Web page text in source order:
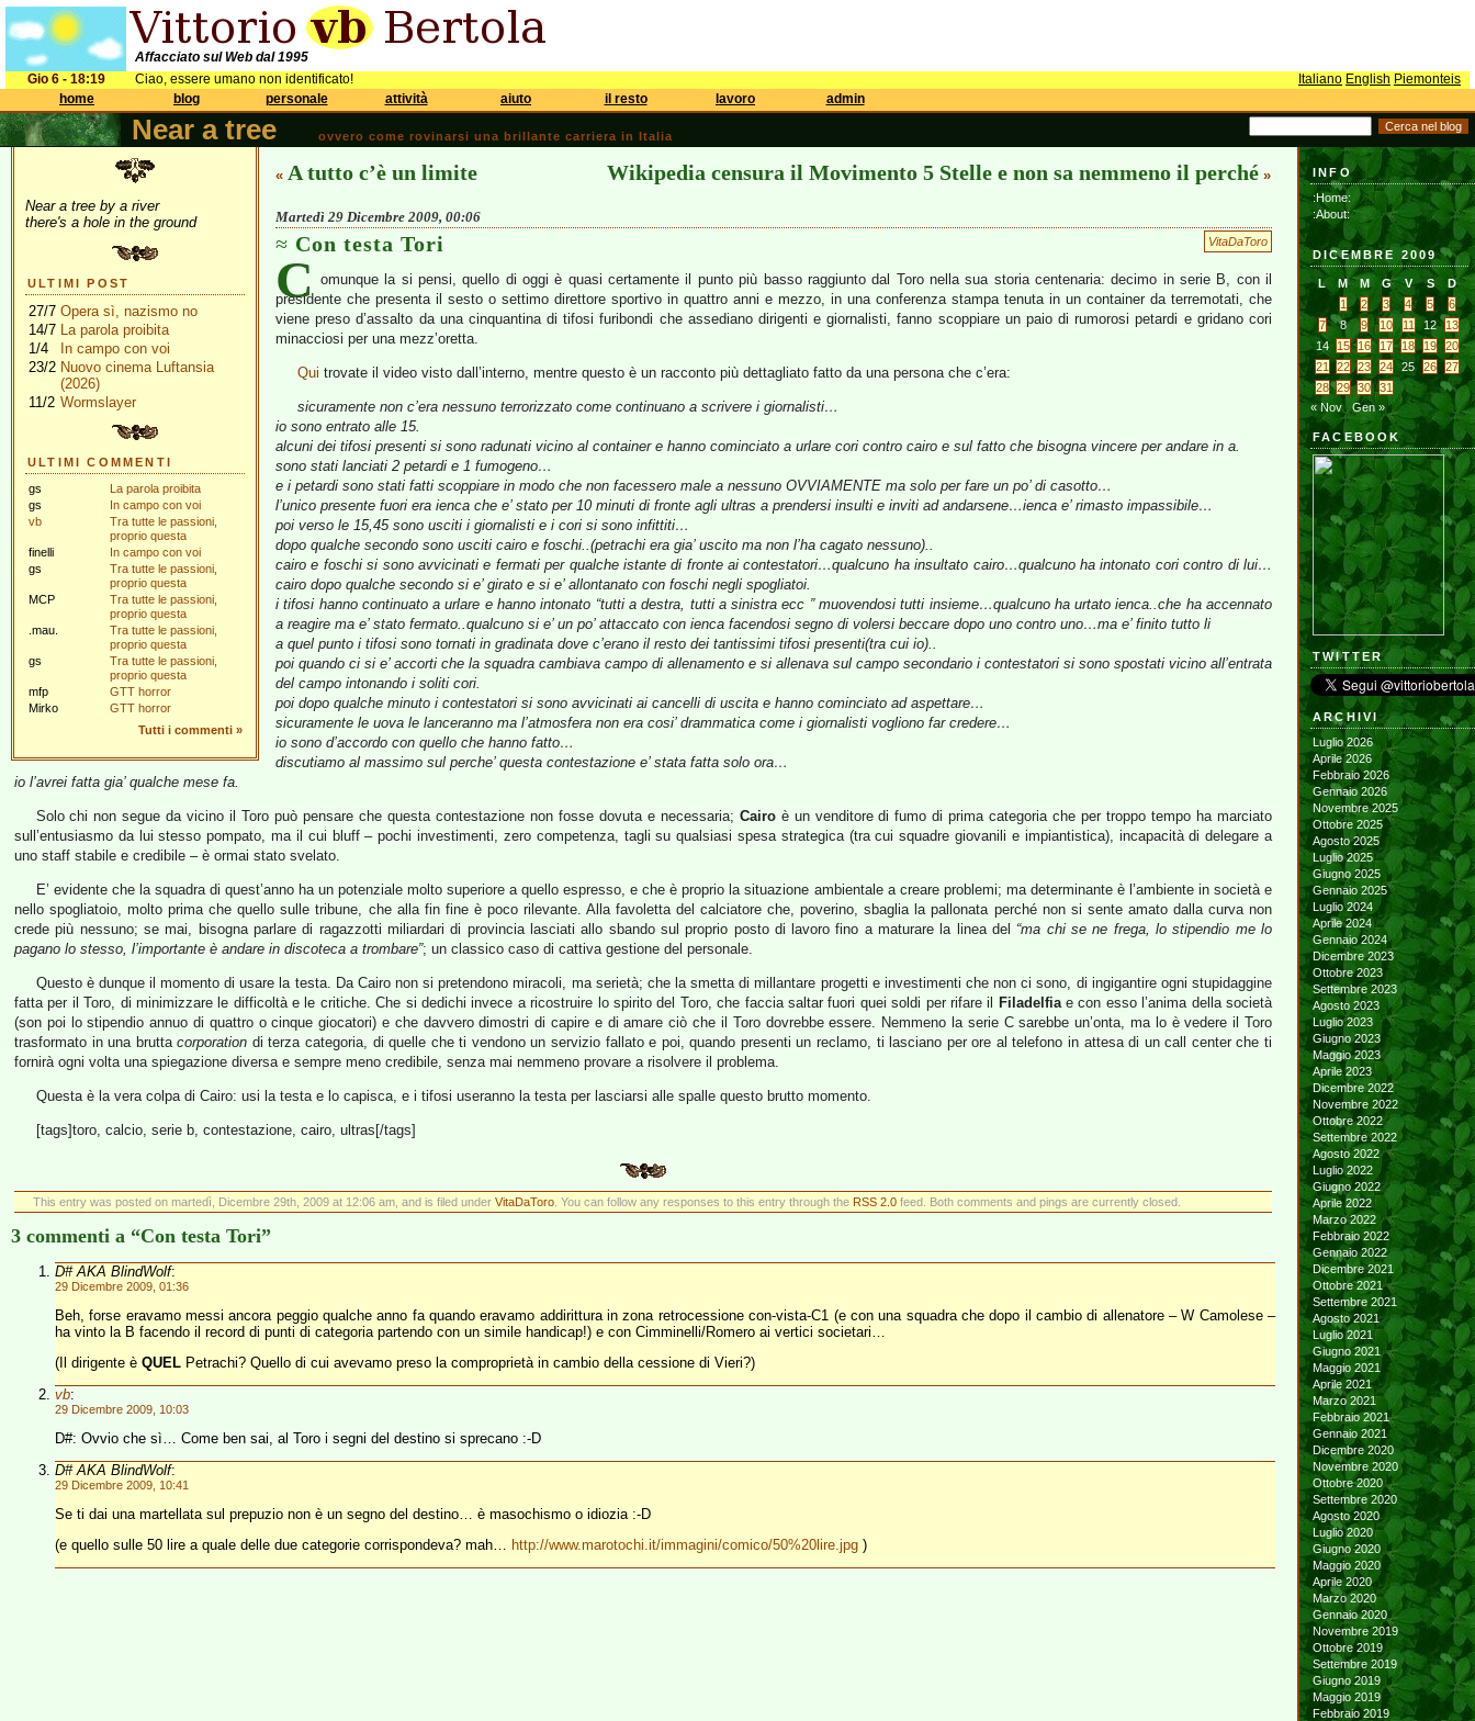
Affacciato sul Web dal 1995
Gio 6 - 18:19
Ciao, essere umano non identificato! Italiano English Piemonteis
home
blog personale attività aiuto il resto lavoro admin
Near a tree ovvero come rovinarsi una brillante carriera in Italia
Near a tree by a river
there's a hole in the ground
ULTIMI POST
27/7 Opera sì, nazismo no
14/7 La parola proibita
1/4
In campo con voi
23/2 Nuovo cinema Luftansia
(2026)
11/2 Wormslayer
ULTIMI COMMENTI
gs
La parola proibita
gs
In campo con voi
vb
Tra tutte le passioni,
proprio questa
finelli
In campo con voi
gs
Tra tutte le passioni,
proprio questa
MCP
Tra tutte le passioni,
proprio questa
.mau.
Tra tutte le passioni,
proprio questa
gs
Tra tutte le passioni,
proprio questa
mfp
GTT horror
Mirko
GTT horror
Tutti i commenti »
« A tutto c’è un limite Wikipedia censura il Movimento 5 Stelle e non sa nemmeno il perché »
Martedì 29 Dicembre 2009, 00:06
VitaDaToro
Con testa Tori
C omunque la si pensi, quello di oggi è quasi certamente il punto più basso raggiunto dal Toro nella sua storia centenaria: decimo in serie B, con il
presidente che presenta il sesto o settimo direttore sportivo in quattro anni e mezzo, in una conferenza stampa tenuta in un container da terremotati, che
viene preso d’assalto da una cinquantina di tifosi furibondi che assediano dirigenti e giornalisti, fanno scoppiare un paio di rumorosi petardi e gridano cori
minacciosi per una mezz’oretta.
Qui trovate il video visto dall’interno, mentre questo è un racconto più dettagliato fatto da una persona che c’era:
sicuramente non c’era nessuno terrorizzato come continuano a scrivere i giornalisti…
io sono entrato alle 15.
alcuni dei tifosi presenti si sono radunati vicino al container e hanno cominciato a urlare cori contro cairo e sul fatto che bisogna vincere per andare in a.
sono stati lanciati 2 petardi e 1 fumogeno…
e i petardi sono stati fatti scoppiare in modo che non facessero male a nessuno OVVIAMENTE ma solo per fare un po’ di casotto…
l’unico presente fuori era ienca che e’ stato per 10 minuti di fronte agli ultras a prendersi insulti e inviti ad andarsene…ienca e’ rimasto impassibile…
poi verso le 15,45 sono usciti i giornalisti e i cori si sono infittiti…
dopo qualche secondo sono usciti cairo e foschi..(petrachi era gia’ uscito ma non l’ha cagato nessuno)..
cairo e foschi si sono avvicinati e fermati per qualche istante di fronte ai contestatori…qualcuno ha insultato cairo…qualcuno ha intonato cori contro di lui…
cairo dopo qualche secondo si e’ girato e si e’ allontanato con foschi negli spogliatoi.
i tifosi hanno continuato a urlare e hanno intonato “tutti a destra, tutti a sinistra ecc ” muovendosi tutti insieme…qualcuno ha urtato ienca..che ha accennato
a reagire ma e’ stato fermato..qualcuno si e’ un po’ attaccato con ienca facendosi segno di volersi beccare dopo uno contro uno…ma e’ finito tutto li
a quel punto i tifosi sono tornati in gradinata dove c’erano il resto dei tantissimi tifosi presenti(tra cui io)..
poi quando ci si e’ accorti che la squadra cambiava campo di allenamento e si allenava sul campo secondario i contestatori si sono spostati vicino all’entrata
del campo intonando i soliti cori.
poi dopo qualche minuto i contestatori si sono avvicinati ai cancelli di uscita e hanno cominciato ad aspettare…
sicuramente le uova le lanceranno ma l’atmosfera non era cosi’ drammatica come i giornalisti vogliono far credere…
io sono d’accordo con quello che hanno fatto…
discutiamo al massimo sul perche’ questa contestazione e’ stata fatta solo ora…
io l’avrei fatta gia’ qualche mese fa.
Solo chi non segue da vicino il Toro può pensare che questa contestazione non fosse dovuta e necessaria; Cairoè un venditore di fumo di prima categoria che per troppo tempo ha marciato
sull’entusiasmo da lui stesso pompato, ma il cui bluff – pochi investimenti, zero competenza, tagli su qualsiasi spesa strategica (tra cui squadre giovanili e impiantistica), incapacità di delegare a
uno staff stabile e credibile – è ormai stato svelato.
E’ evidente che la squadra di quest’anno ha un potenziale molto superiore a quello espresso, e che è proprio la situazione ambientale a creare problemi; ma determinante è l’ambiente in società e
nello spogliatoio, molto prima che quello sulle tribune, che alla fin fine è poco rilevante. Alla favoletta del calciatore che, poverino, sbaglia la pallonata perché non si sente amato dalla curva non
crede più nessuno; se mai, bisogna parlare di ragazzotti miliardari di provincia lasciati allo sbando sul proprio posto di lavoro fino a maturare la linea del “ma chi se ne frega, lo stipendio me lo
pagano lo stesso, l’importante è andare in discoteca a trombare”; un classico caso di cattiva gestione del personale.
Questo è dunque il momento di usare la testa. Da Cairo non si pretendono miracoli, ma serietà; che la smetta di millantare progetti e investimenti che non ci sono, di ingigantire ogni stupidaggine
fatta per il Toro, di minimizzare le difficoltà e le critiche. Che si dedichi invece a ricostruire lo spirito del Toro, che faccia saltar fuori quei soldi per rifare il
Filadelfiae con esso l’anima della società
(son poi lo stipendio annuo di quattro o cinque giocatori) e che davvero dimostri di capire e di amare ciò che il Toro dovrebbe essere. Nemmeno la serie C sarebbe un’onta, ma lo è vedere il Toro
trasformato in una bruttacorporation di terza categoria, di quelle che ti vendono un servizio fallato e poi, quando presenti un reclamo, ti lasciano per ore al telefono in attesa di un call center che ti
fornirà ogni volta una spiegazione diversa e sempre meno credibile, senza mai nemmeno provare a risolvere il problema.
Questa è la vera colpa di Cairo: usi la testa e lo capisca, e i tifosi useranno la testa per lasciarsi alle spalle questo brutto momento.
[tags]toro, calcio, serie b, contestazione, cairo, ultras[/tags]
This entry was posted on martedì, Dicembre 29th, 2009 at 12:06 am, and is filed under VitaDaToro. You can follow any responses to this entry through the RSS 2.0feed. Both comments and pings are currently closed.
3 commenti a “Con testa Tori”
D# AKA BlindWolf:
29 Dicembre 2009, 01:36
Beh, forse eravamo messi ancora peggio qualche anno fa quando eravamo addirittura in zona retrocessione con-vista-C1 (e con una squadra che dopo il cambio di allenatore – W Camolese –
ha vinto la B facendo il record di punti di categoria partendo con un simile handicap!) e con Cimminelli/Romero ai vertici societari…
(Il dirigente è QUEL Petrachi? Quello di cui avevamo preso la comproprietà in cambio della cessione di Vieri?)
vb:
29 Dicembre 2009, 10:03
D#: Ovvio che sì… Come ben sai, al Toro i segni del destino si sprecano :-D
D# AKA BlindWolf:
29 Dicembre 2009, 10:41
Se ti dai una martellata sul prepuzio non è un segno del destino… è masochismo o idiozia :-D
(e quello sulle 50 lire a quale delle due categorie corrispondeva? mah… http://www.marotochi.it/immagini/comico/50%20lire.jpg )
INFO
:Home:
:About:
DICEMBRE 2009
L M M G V S
D
1
2 3 4 5
6
7
8 9 10 11 12
13
14
15 16 17 18 19
20
21
22 23 24 25 26
27
28
29 30
31
« Nov
Gen »
FACEBOOK
TWITTER
ARCHIVI
Luglio 2026
Aprile 2026
Febbraio 2026
Gennaio 2026
Novembre 2025
Ottobre 2025
Agosto 2025
Luglio 2025
Giugno 2025
Gennaio 2025
Luglio 2024
Aprile 2024
Gennaio 2024
Dicembre 2023
Ottobre 2023
Settembre 2023
Agosto 2023
Luglio 2023
Giugno 2023
Maggio 2023
Aprile 2023
Dicembre 2022
Novembre 2022
Ottobre 2022
Settembre 2022
Agosto 2022
Luglio 2022
Giugno 2022
Aprile 2022
Marzo 2022
Febbraio 2022
Gennaio 2022
Dicembre 2021
Ottobre 2021
Settembre 2021
Agosto 2021
Luglio 2021
Giugno 2021
Maggio 2021
Aprile 2021
Marzo 2021
Febbraio 2021
Gennaio 2021
Dicembre 2020
Novembre 2020
Ottobre 2020
Settembre 2020
Agosto 2020
Luglio 2020
Giugno 2020
Maggio 2020
Aprile 2020
Marzo 2020
Gennaio 2020
Novembre 2019
Ottobre 2019
Settembre 2019
Giugno 2019
Maggio 2019
Febbraio 2019